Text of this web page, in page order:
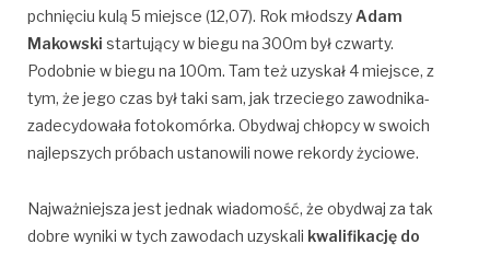
pchnięciu kulą 5 miejsce (12,07). Rok młodszy Adam
Makowski startujący w biegu na 300m był czwarty.
Podobnie w biegu na 100m. Tam też uzyskał 4 miejsce, z
tym, że jego czas był taki sam, jak trzeciego zawodnika-
zadecydowała fotokomórka. Obydwaj chłopcy w swoich
najlepszych próbach ustanowili nowe rekordy życiowe.
Najważniejsza jest jednak wiadomość, że obydwaj za tak
dobre wyniki w tych zawodach uzyskali kwalifikację do